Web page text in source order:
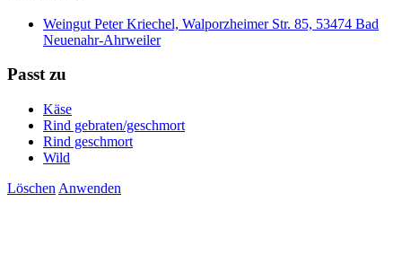
Weingut Peter Kriechel, Walporzheimer Str. 85, 53474 Bad
Neuenahr-Ahrweiler
Passt zu
Käse
Rind gebraten/geschmort
Rind geschmort
Wild
Löschen Anwenden